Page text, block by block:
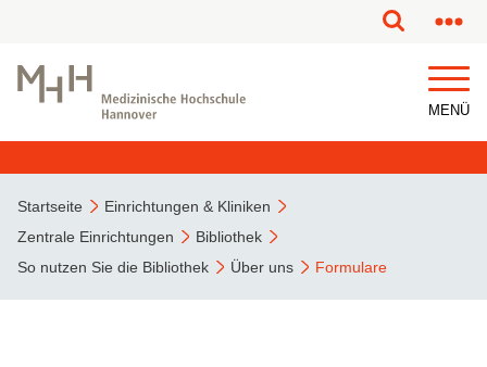
MENÜ
Startseite
Einrichtungen & Kliniken
Zentrale Einrichtungen
Bibliothek
So nutzen Sie die Bibliothek
Über uns Formulare